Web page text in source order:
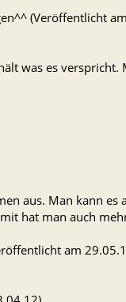
(Veröffentlicht
was es
aus. Man kann
hat man auch
am